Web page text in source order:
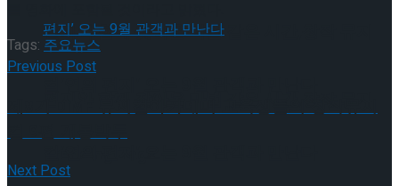
편지와 함께 찾아온 마법 같은 시간,창작 뮤지
Tags: 주요뉴스
Previous Post
Next Post